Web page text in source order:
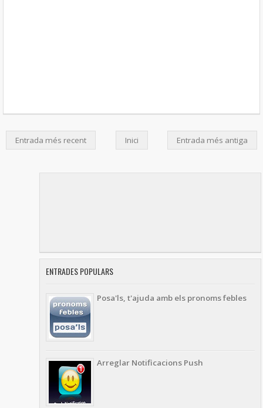
Entrada més recent Entrada més antiga
Inici
ENTRADES POPULARS
Posa'ls, t'ajuda amb els pronoms febles
Arreglar Notificacions Push